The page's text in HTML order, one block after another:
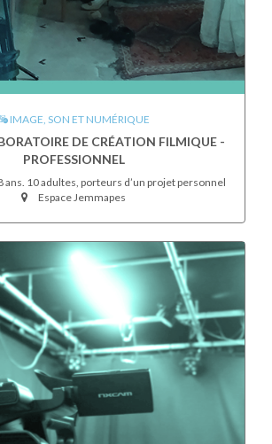
IMAGE, SON ET NUMÉRIQUE
DE CRÉATION FILMIQUE -
PROFESSIONNEL
ans. 10 adultes, porteurs d’un projet personnel
Espace Jemmapes